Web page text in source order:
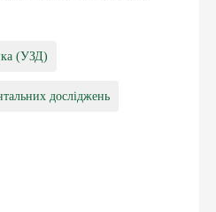
(УЗД)
досліджень